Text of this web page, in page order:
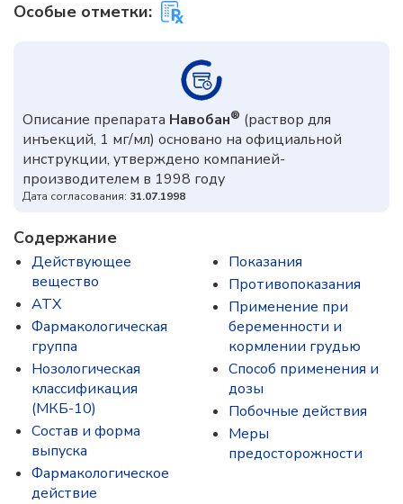
Особые отметки:
Описание препарата Навобан® (раствор для
инъекций, 1 мг/мл) основано на официальной
инструкции, утверждено компанией-
производителем в 1998 году
Дата согласования: 31.07.1998
Содержание
Действующее
вещество
ATX
Фармакологическая
группа
Нозологическая
классификация
(МКБ-10)
Состав и форма
выпускa
Фармакологическое
действие
Показания
Противопоказания
Применение при
беременности и
кормлении грудью
Способ применения и
дозы
Побочные действия
Меры
предосторожности